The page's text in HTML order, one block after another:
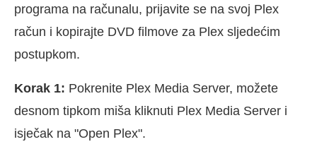
programa na računalu, prijavite se na svoj Plex
račun i kopirajte DVD filmove za Plex sljedećim
postupkom.
Korak 1: Pokrenite Plex Media Server, možete
desnom tipkom miša kliknuti Plex Media Server i
isječak na "Open Plex".